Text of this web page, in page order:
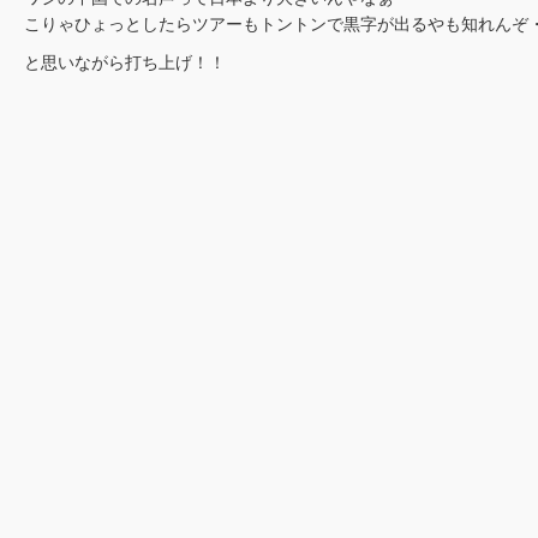
こりゃひょっとしたらツアーもトントンで黒字が出るやも知れんぞ
と思いながら打ち上げ！！